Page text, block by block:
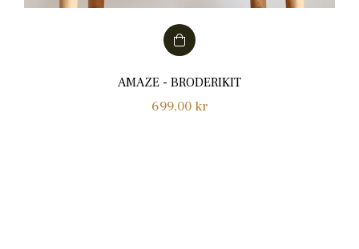
AMAZE - BRODERIKIT
Normalpris
699,00 kr